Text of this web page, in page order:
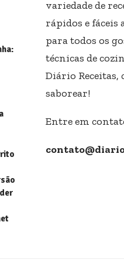
variedade de
rápidos e
para todos os
técnicas de
Diário
saborear!
Entre em